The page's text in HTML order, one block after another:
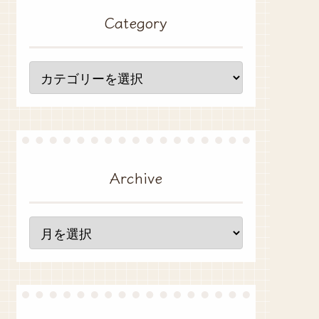
Category
Archive